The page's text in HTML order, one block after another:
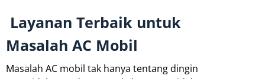
Layanan Terbaik untuk
Masalah AC Mobil
Masalah AC mobil tak hanya tentang dingin